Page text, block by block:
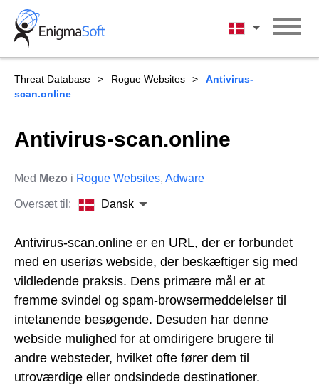
Skip
content
Dansk
Threat Database Rogue Websites
Antivirus-
scan.online
Antivirus-scan.online
Med Mezo i Rogue Websites, Adware
Oversæt til: Dansk
Antivirus-scan.online er en URL, der er forbundet
med en useriøs webside, der beskæftiger sig med
vildledende praksis. Dens primære mål er at
fremme svindel og spam-browsermeddelelser til
intetanende besøgende. Desuden har denne
webside mulighed for at omdirigere brugere til
andre websteder, hvilket ofte fører dem til
utroværdige eller ondsindede destinationer.